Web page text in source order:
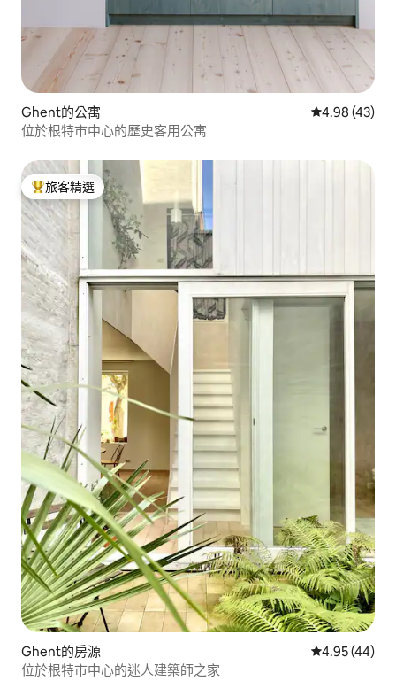
Ghent的公寓 從 43 則評價
4.98 (43)
位於根特市中心的歷史客用公寓
旅客精選榜首
旅客精選
Ghent的房源 從 44 則評價
4.95 (44)
位於根特市中心的迷人建築師之家